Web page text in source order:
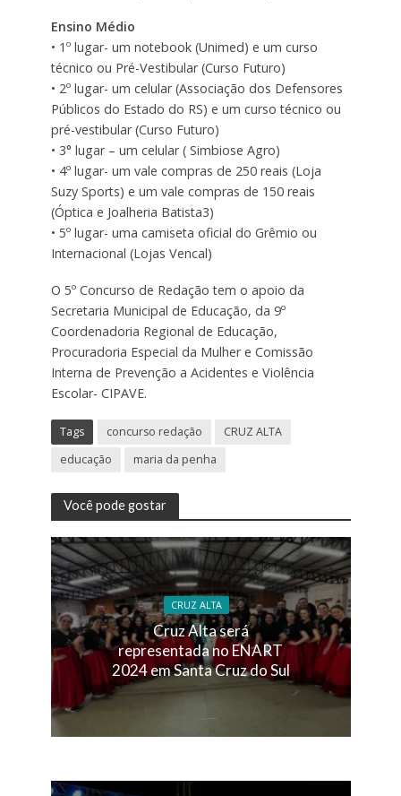
Ensino Médio
• 1º lugar- um notebook (Unimed) e um curso
técnico ou Pré-Vestibular (Curso Futuro)
• 2º lugar- um celular (Associação dos Defensores
Públicos do Estado do RS) e um curso técnico ou
pré-vestibular (Curso Futuro)
• 3° lugar – um celular ( Simbiose Agro)
• 4º lugar- um vale compras de 250 reais (Loja
Suzy Sports) e um vale compras de 150 reais
(Óptica e Joalheria Batista3)
• 5º lugar- uma camiseta oficial do Grêmio ou
Internacional (Lojas Vencal)
O 5º Concurso de Redação tem o apoio da
Secretaria Municipal de Educação, da 9º
Coordenadoria Regional de Educação,
Procuradoria Especial da Mulher e Comissão
Interna de Prevenção a Acidentes e Violência
Escolar- CIPAVE.
Tags concurso redação
CRUZ ALTA
educação
maria da penha
Você pode gostar
CRUZ ALTA
Cruz Alta será
representada no ENART
2024 em Santa Cruz do Sul